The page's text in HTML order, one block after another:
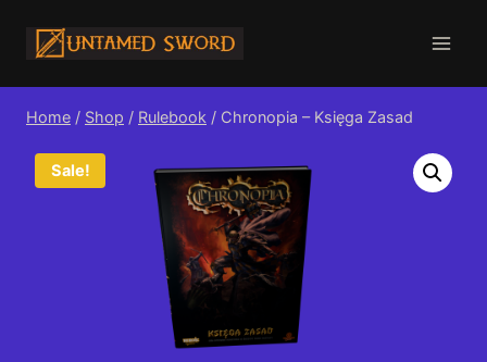
Home / Shop / Rulebook / Chronopia – Księga Zasad
Sale!